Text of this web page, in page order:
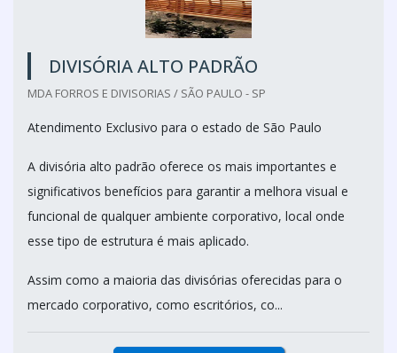
DIVISÓRIA ALTO PADRÃO
MDA FORROS E DIVISORIAS / SÃO PAULO - SP
Atendimento Exclusivo para o estado de São Paulo
A divisória alto padrão oferece os mais importantes e
significativos benefícios para garantir a melhora visual e
funcional de qualquer ambiente corporativo, local onde
esse tipo de estrutura é mais aplicado.
Assim como a maioria das divisórias oferecidas para o
mercado corporativo, como escritórios, co...